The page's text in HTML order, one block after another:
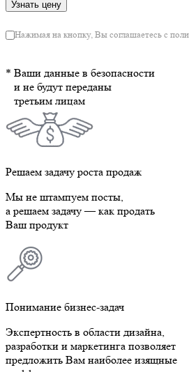
Нажимая на кнопку, Вы соглашаетесь с
* Ваши данные в безопасности
и не будут переданы
третьим лицам
Решаем задачу роста продаж
Мы не штампуем посты,
а решаем задачу — как продать
Ваш продукт
Понимание бизнес-задач
Экспертность в области дизайна,
разработки и маркетинга позволяет
предложить Вам наиболее изящные